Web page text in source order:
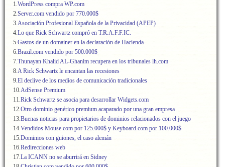
1.WordPress compra WP.com
2.Server.com vendido por 770.000$
3.Asociación Profesional Española de la Privacidad (APEP)
4.Lo que Rick Schwartz compró en T.R.A.F.F.IC.
5.Gastos de un domainer en la declaración de Hacienda
6.Brazil.com vendido por 500.000$
7.Thunayan Khalid AL-Ghanim recupera en los tribunales lh.com
8.A Rick Schwartz le encantan las recesiones
9.El declive de los medios de comunicación tradicionales
10.AdSense Premium
11.Rick Schwartz se asocia para desarrollar Widgets.com
12.Otro dominio genérico premium acaparado por una gran empresa
13.Buenas noticias para propietarios de dominios relacionados con el juego
14.Vendidos Mouse.com por 125.000$ y Keyboard.com por 100.000$
15.Dominios con guiones, el caso alemán
16.Redirecciones web
17.La ICANN no se aburrirá en Sidney